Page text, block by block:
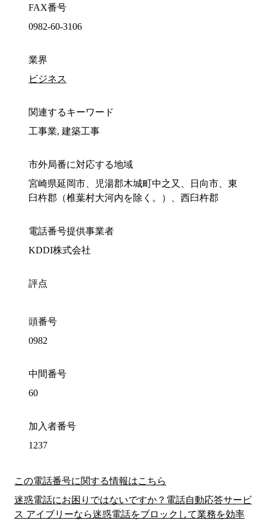
FAX番号
0982-60-3106
業界
ビジネス
関連するキーワード
工事業, 建築工事
市外局番に対応する地域
宮崎県延岡市、児湯郡木城町中之又、日向市、東
臼杵郡（椎葉村大河内を除く。）、西臼杵郡
電話番号提供事業者
KDDI株式会社
評点
頭番号
0982
中間番号
60
加入者番号
1237
この電話番号に関する情報はこちら
迷惑電話にお困りではないですか？電話自動応答サービ
ス アイブリーなら迷惑電話をブロックして業務を効率